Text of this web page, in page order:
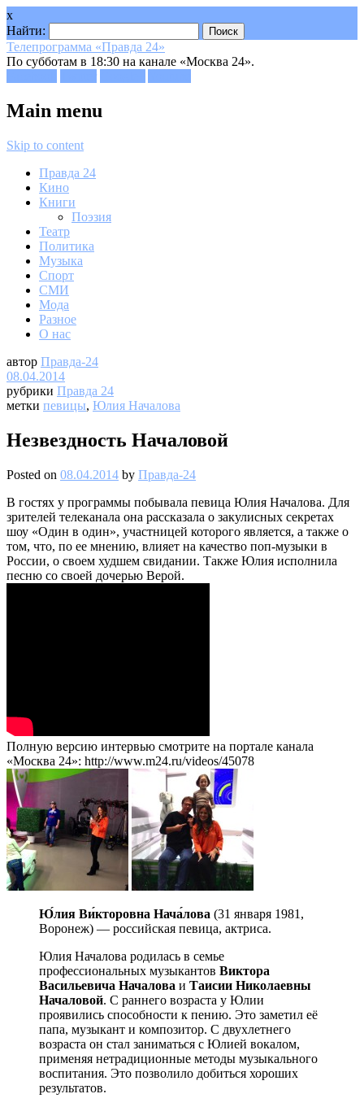
x
Найти:
Телепрограмма «Правда 24»
По субботам в 18:30 на канале «Москва 24».
Main menu
Skip to content
Правда 24
Кино
Книги
Поэзия
Театр
Политика
Музыка
Спорт
СМИ
Мода
Разное
О нас
автор Правда-24
08.04.2014
рубрики Правда 24
метки певицы, Юлия Началова
Незвездность Началовой
Posted on 08.04.2014 by Правда-24
В гостях у программы побывала певица Юлия Началова. Для
зрителей телеканала она рассказала о закулисных секретах
шоу «Один в один», участницей которого является, а также о
том, что, по ее мнению, влияет на качество поп-музыки в
России, о своем худшем свидании. Также Юлия исполнила
песню со своей дочерью Верой.
Полную версию интервью смотрите на портале канала
«Москва 24»: http://www.m24.ru/videos/45078
Ю́лия Ви́кторовна Нача́лова (31 января 1981,
Воронеж) — российская певица, актриса.
Юлия Началова родилась в семье
профессиональных музыкантов Виктора
Васильевича Началова и Таисии Николаевны
Началовой. С раннего возраста у Юлии
проявились способности к пению. Это заметил её
папа, музыкант и композитор. С двухлетнего
возраста он стал заниматься с Юлией вокалом,
применяя нетрадиционные методы музыкального
воспитания. Это позволило добиться хороших
результатов.